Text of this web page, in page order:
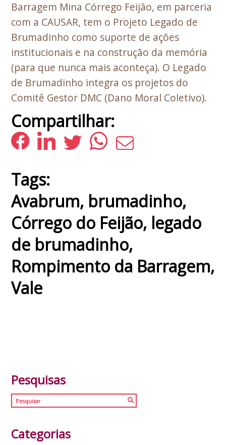
Barragem Mina Córrego Feijão, em parceria
com a CAUSAR, tem o Projeto Legado de
Brumadinho como suporte de ações
institucionais e na construção da memória
(para que nunca mais aconteça). O Legado
de Brumadinho integra os projetos do
Comitê Gestor DMC (Dano Moral Coletivo).
Compartilhar:
Tags:
Avabrum, brumadinho,
Córrego do Feijão, legado
de brumadinho,
Rompimento da Barragem,
Vale
Pesquisas
Categorias